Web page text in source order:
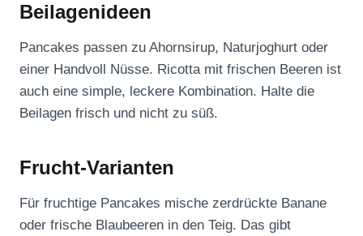
Beilagenideen
Pancakes passen zu Ahornsirup, Naturjoghurt oder
einer Handvoll Nüsse. Ricotta mit frischen Beeren ist
auch eine simple, leckere Kombination. Halte die
Beilagen frisch und nicht zu süß.
Frucht-Varianten
Für fruchtige Pancakes mische zerdrückte Banane
oder frische Blaubeeren in den Teig. Das gibt